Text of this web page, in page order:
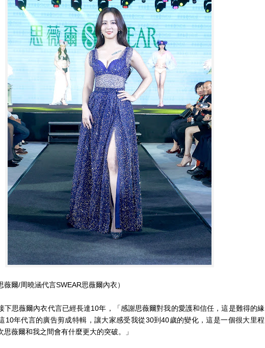
薇爾/周曉涵代言SWEAR思薇爾內衣）
下思薇爾內衣代言已經長達10年，「感謝思薇爾對我的愛護和信任，這是難得的緣
10年代言的廣告剪成特輯，讓大家感受我從30到40歲的變化，這是一個很大里程
思薇爾和我之間會有什麼更大的突破。」